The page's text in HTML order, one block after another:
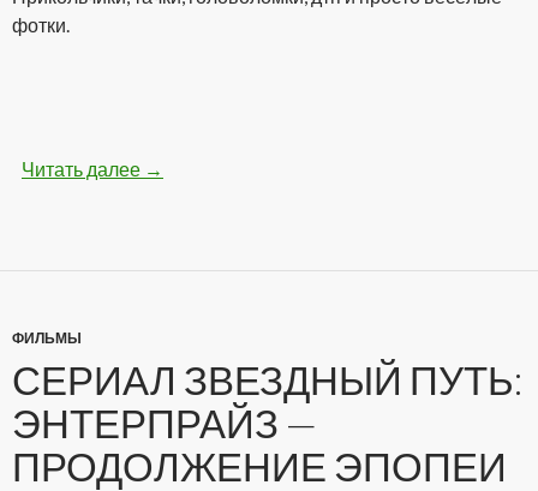
фотки.
Читать далее Бодрые картинки (28 фото)
→
ФИЛЬМЫ
СЕРИАЛ ЗВЕЗДНЫЙ ПУТЬ:
ЭНТЕРПРАЙЗ —
ПРОДОЛЖЕНИЕ ЭПОПЕИ